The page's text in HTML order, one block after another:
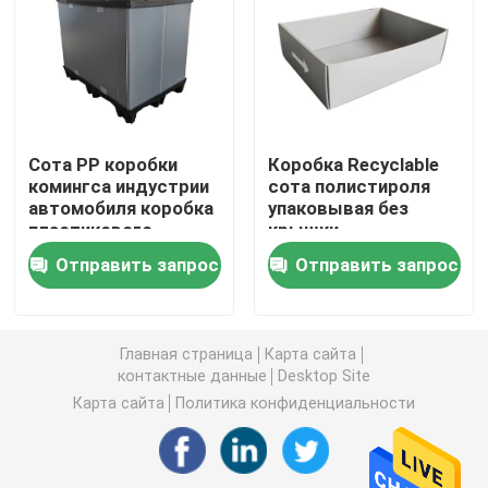
Доска Коропласт
Рифленый лист PP
Повторно использованные рифленые пластиковые
Лист Корфлейт
Рифленые коробки пластиковой упаковки
PP гофрировали коробку
Сота PP коробки
комингса индустрии
автомобиля коробка
пластикового
рифленая
Отправить запрос
Коробка Recyclable
сота полистироля
упаковывая без
крышки
Отправить запрос
Главная страница
Карта сайта
контактные данные
Desktop Site
Карта сайта
Политика конфиденциальности